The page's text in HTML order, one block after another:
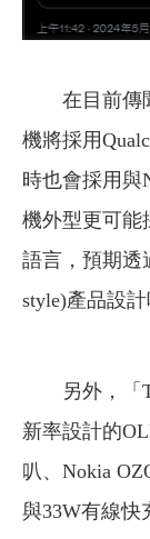
在目前傳
機將採用
時也會採用與
機外型更可能
語言，預期透
style)產品設計
另外，「
新率設計的
叭、Nokia
與33W有線快